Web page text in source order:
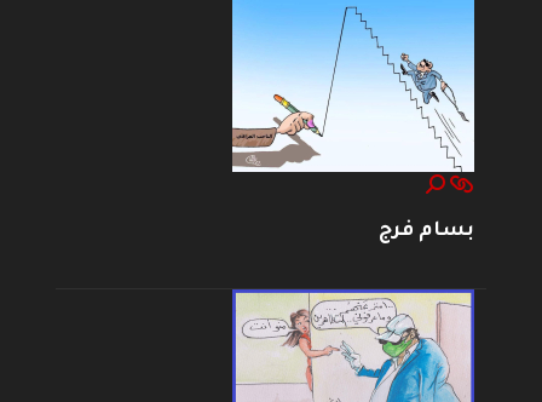
بسام فرج